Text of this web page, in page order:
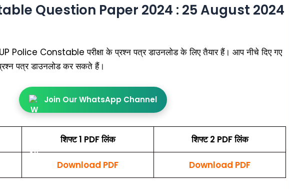
Question Paper 2024 : 25 August 2024
Police Constable परीक्षा के प्रश्न पत्र डाउनलोड के लिए तैयार हैं। आप नीचे दिए गए
पत्र डाउनलोड कर सकते हैं।
Join Our WhatsApp Channel
शिफ्ट 1 PDF लिंक शिफ्ट 2 PDF लिंक
Download PDF Download PDF